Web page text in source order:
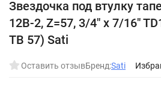
Звездочка под втулку
12B-2, Z=57, 3/4" x 7/16"
ТВ 57) Sati
Оставить отзывБренд:Sati